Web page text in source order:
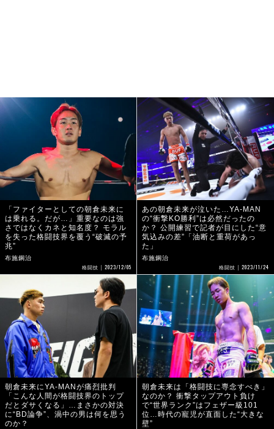
「ファイターとしての朝倉未来に
は乗れる。だが…」重要なのは強
さではなくカネと知名度？ モラル
を失った格闘技界を覆う“破滅の予
兆”
布施鋼治
格闘技 2023/12/05
あの朝倉未来が泣いた…YA-MAN
の“衝撃KO勝利”は必然だったの
か？ 公開練習で記者が目にした“意
気込みの差”「油断と重荷があっ
た」
布施鋼治
格闘技 2023/11/24
朝倉未来にYA-MANが痛烈批判
「こんな人間が格闘技界のトップ
だとダサくなる」…まさかの対決
に“BD論争”、渦中の男は何を思う
のか？
朝倉未来は「格闘技に専念すべき」
なのか？ 衝撃タップアウト負け
で“世界ランク”はフェザー級101
位…時代の寵児が直面した“大きな
壁”